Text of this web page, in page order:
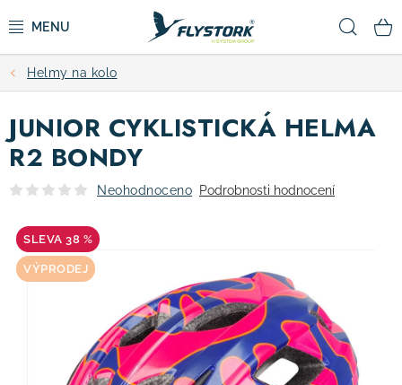
na
CYKLISTIKA
ZIMNÍ SPORTY
KOLOBĚŽKY
OBLEČENÍ A BOTY
DOPLŇKY
Helmy na kolo
JUNIOR CYKLISTICKÁ HELMA
R2 BONDY
Neohodnoceno Podrobnosti hodnocení
38 %
VÝPRODEJ